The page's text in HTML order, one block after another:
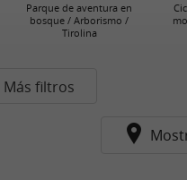
Parque de aventura en
bosque / Arborismo /
Tirolina
Más filtros